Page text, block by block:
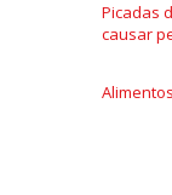
Picadas
causar